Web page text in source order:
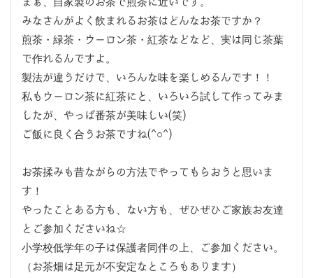
まぁ、自家製のお茶で煎茶に近いです。
みなさんがよく飲まれるお茶はどんなお茶ですか？
煎茶・緑茶・ウーロン茶・紅茶などなど、実は同じ茶葉
で作れるんですよ。
製法が違うだけで、いろんな味を楽しめるんです！！
私もウーロン茶に紅茶にと、いろいろ試して作ってみま
したが、やっぱ番茶が美味しい(笑)
ご飯に良く合うお茶ですね(^○^)
お茶揉みも昔ながらの方法でやってもらおうと思いま
す！
やったことある方も、ない方も、ぜひぜひご家族お友達
とご参加くださいね☆
小学校低学年の子は保護者同伴の上、ご参加ください。
（お茶畑は足元が不安定なところもあります）